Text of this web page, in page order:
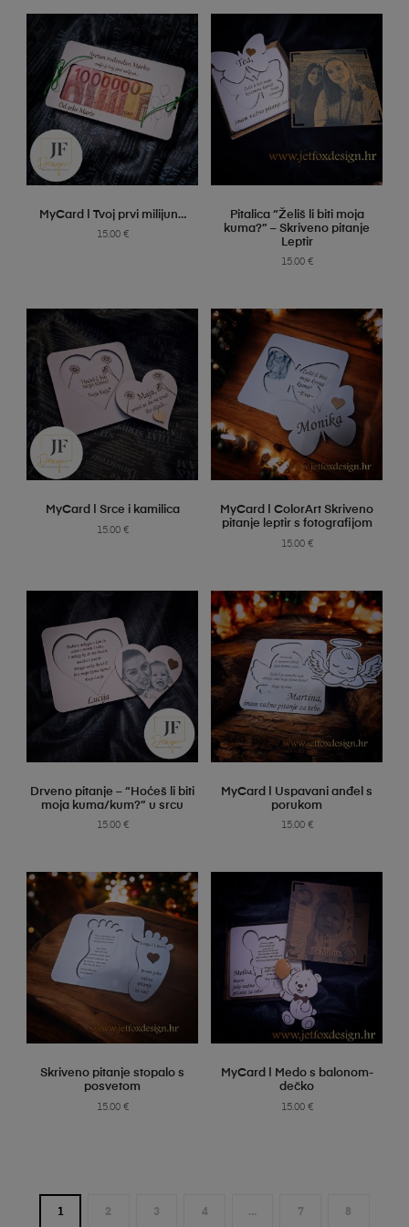
SELECT OPTIONS
MyCard | Tvoj prvi milijun…
15.00 €
SELECT OPTIONS
Pitalica “Želiš li biti moja
kuma?” – Skriveno pitanje
Leptir
15.00 €
SELECT OPTIONS
MyCard | Srce i kamilica
15.00 €
SELECT OPTIONS
MyCard | ColorArt Skriveno
pitanje leptir s fotografijom
15.00 €
SELECT OPTIONS
Drveno pitanje – “Hoćeš li biti
moja kuma/kum?” u srcu
15.00 €
SELECT OPTIONS
MyCard | Uspavani anđel s
porukom
15.00 €
SELECT OPTIONS
Skriveno pitanje stopalo s
posvetom
15.00 €
SELECT OPTIONS
MyCard | Medo s balonom-
dečko
15.00 €
1 2 3 4 … 7 8